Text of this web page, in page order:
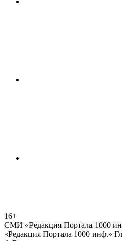
16+
СМИ «Редакция Портала 1000
«Редакция Портала 1000 инф.»